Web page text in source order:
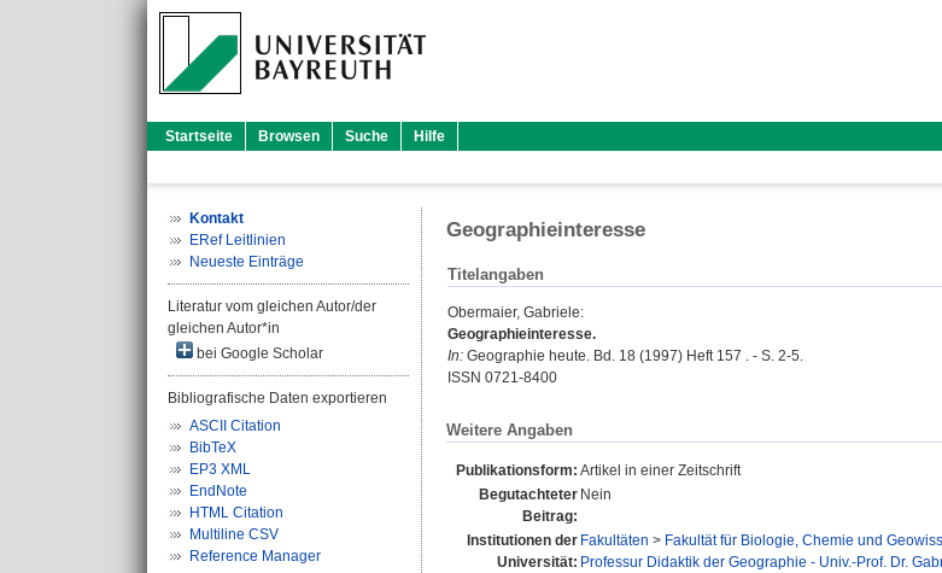
Startseite Browsen Suche Hilfe
Kontakt
ERef Leitlinien
Neueste Einträge
Literatur vom gleichen Autor/der
gleichen Autor*in
bei Google Scholar
Bibliografische Daten exportieren
ASCII Citation
BibTeX
EP3 XML
EndNote
HTML Citation
Multiline CSV
Reference Manager
Geographieinteresse
Titelangaben
Obermaier, Gabriele:
Geographieinteresse.
In: Geographie heute. Bd. 18 (1997) Heft 157 . - S. 2-5.
ISSN 0721-8400
Weitere Angaben
Publikationsform: Artikel in einer Zeitschrift
Begutachteter
Beitrag:
Nein
Institutionen der
Universität:
Fakultäten > Fakultät für Biologie, Chemie und
Professur Didaktik der Geographie - Univ.-Prof. Dr.